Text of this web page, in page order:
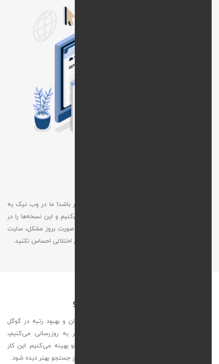
از دست دادن اطلاعات وب‌ سایت می‌تواند فاجعه‌ بار باشد! ما در وب‌ نیک به‌
صورت منظم از سایت شما نسخه پشتیبان تهیه می‌کنیم و این نسخه‌ها را در
فضایی امن، خارج از سرور اصلی، ذخیره می‌کنیم. در صورت بروز مشکل، سایت
شما در کوتاه‌ ترین زمان ممکن بازیابی می‌شود تا هیچ اختلالی احساس نکنید.
به‌ روزرسانی محتوا و بهینه‌ سازی سئو
محتوای به‌ روز و باکیفیت، کلید جلب رضایت کاربران و بهبود رتبه در گوگل
است. ما محتوای سایت شما را به‌ صورت مستمر به‌ روزرسانی می‌کنیم،
خطاهای متنی را اصلاح می‌کنیم و متن‌ها را برای سئو بهینه می‌کنیم. این کار
باعث می‌شود سایت شما همیشه پویا باشد و در نتایج جستجو بهتر دیده شود.